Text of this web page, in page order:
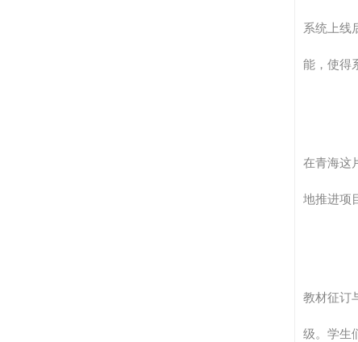
系统上线
能，使得
在青海这
地推进项
教材征订
级。学生